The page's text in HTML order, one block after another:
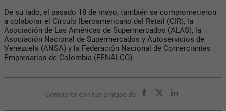
De su lado, el pasado 18 de mayo, también se comprometieron
a colaborar el Círculo Iberoamericano del Retail (CIR), la
Asociación de Las Américas de Supermercados (ALAS), la
Asociación Nacional de Supermercados y Autoservicios de
Venezuela (ANSA) y la Federación Nacional de Comerciantes
Empresarios de Colombia (FENALCO).
Compartir con tus amigos de